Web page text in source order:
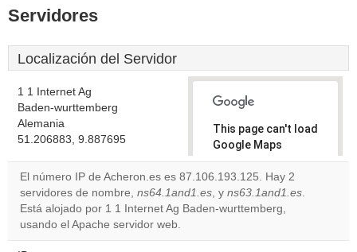
Servidores
Localización del Servidor
1 1 Internet Ag
Baden-wurttemberg
Alemania
51.206883, 9.887695
This page can't load
Google Maps
correctly.
Do you
own this
El número IP de Acheron.es es 87.106.193.125. Hay 2
servidores de nombre, ns64.1and1.es, y ns63.1and1.es.
Está alojado por 1 1 Internet Ag Baden-wurttemberg,
usando el Apache servidor web.